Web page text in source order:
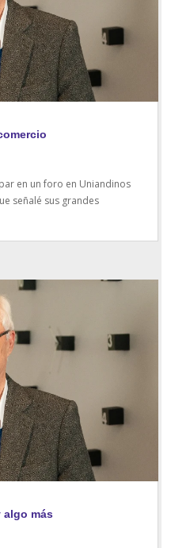
en un foro en Uniandinos
señalé sus grandes
algo más